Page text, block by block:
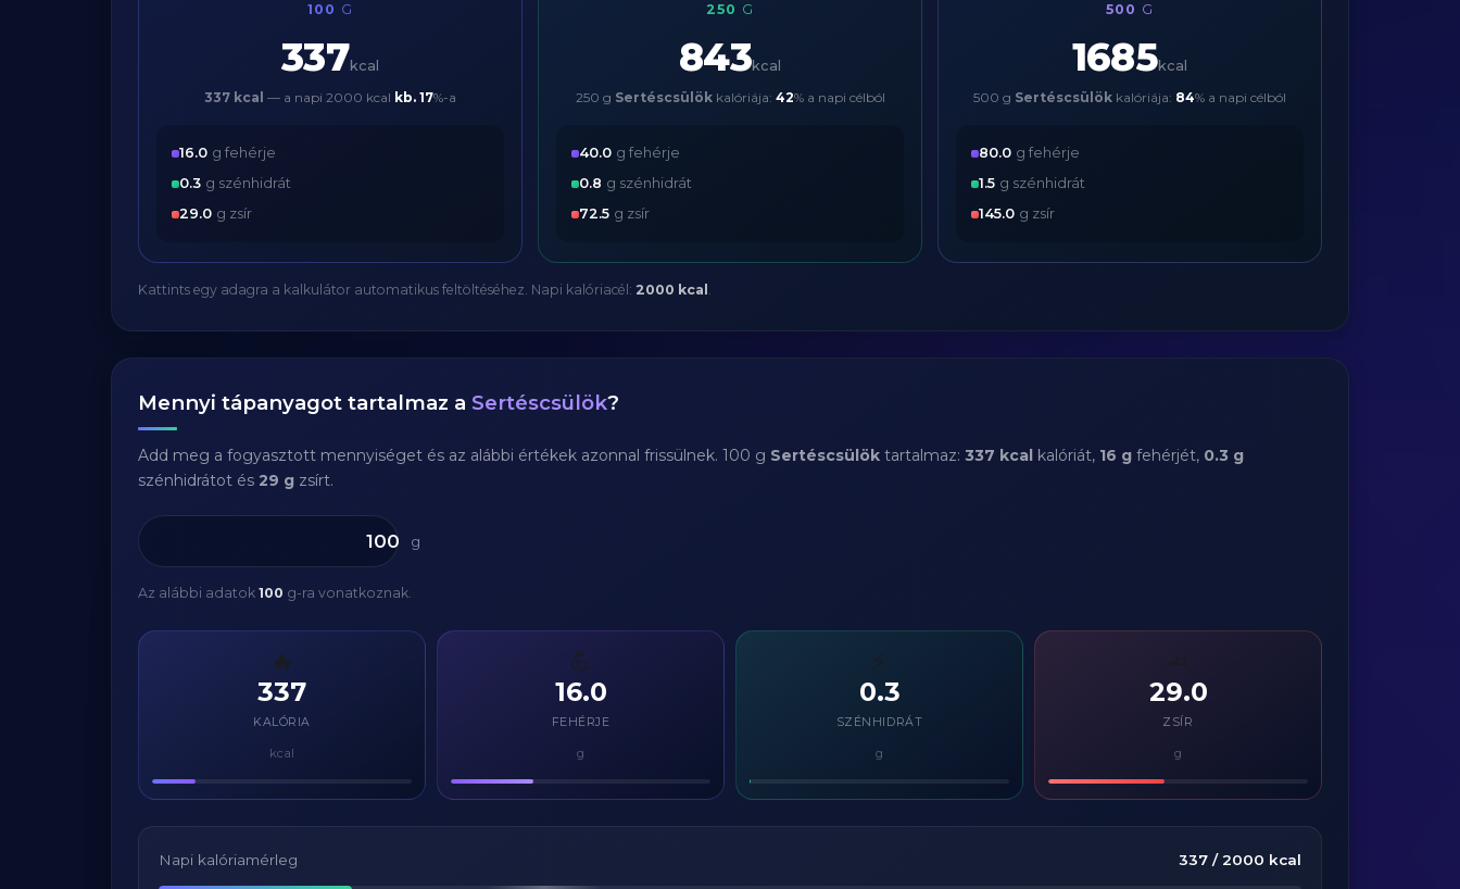
100 G
337kcal
337 kcal — a napi 2000 kcal kb. 17%-a
16.0 g fehérje
0.3 g szénhidrát
29.0 g zsír
250 G
843kcal
250 g Sertéscsülökkalóriája: 42% a napi célból
40.0 g fehérje
0.8 g szénhidrát
72.5 g zsír
500 G
1685kcal
500 g Sertéscsülök kalóriája: 84% a napi célból
80.0 g fehérje
1.5 g szénhidrát
145.0 g zsír
Kattints egy adagra a kalkulátor automatikus feltöltéséhez. Napi kalóriacél: 2000 kcal .
Mennyi tápanyagot tartalmaz a Sertéscsülök?
Add meg a fogyasztott mennyiséget és az alábbi értékek azonnal frissülnek. 100 g Sertéscsülök tartalmaz: 337 kcal kalóriát, 16 g fehérjét, 0.3 g
szénhidrátot és 29 g zsírt.
g
Az alábbi adatok 100 g-ra vonatkoznak.
🔥
337
KALÓRIA
kcal
💪
16.0
FEHÉRJE
g
⚡
0.3
SZÉNHIDRÁT
g
29.0
ZSÍR
g
Napi kalóriamérleg 337 / 2000 kcal